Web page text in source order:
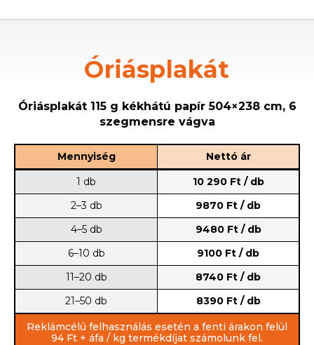
Óriásplakát
Óriásplakát 115 g kékhátú papír 504×238 cm, 6
szegmensre vágva
Mennyiség
Nettó ár
1 db
10 290 Ft / db
2–3 db
9870 Ft / db
4–5 db
9480 Ft / db
6–10 db
9100 Ft / db
11–20 db
8740 Ft / db
21–50 db
8390 Ft / db
Reklámcélú felhasználás esetén a fenti árakon felül
94 Ft + áfa / kg termékdíjat számolunk fel.